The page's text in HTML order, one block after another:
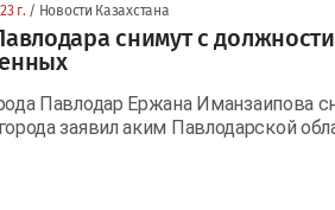
г. / Новости Казахстана
снимут с
Павлодар Ержана Иманзаипова
заявил аким Павлодарской